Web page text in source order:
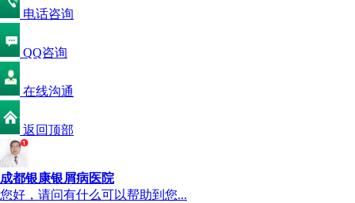
电话咨询
QQ咨询
在线沟通
返回顶部
成都银康银屑病医院
您好，请问有什么可以帮助到您...